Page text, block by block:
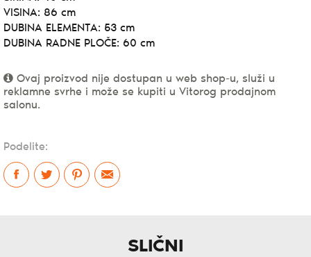
VISINA: 86 cm
DUBINA ELEMENTA: 53 cm
DUBINA RADNE PLOČE: 60 cm
Ovaj proizvod nije dostupan u web shop-u, služi u
reklamne svrhe i može se kupiti u Vitorog prodajnom
salonu.
Podelite:
SLIČNI